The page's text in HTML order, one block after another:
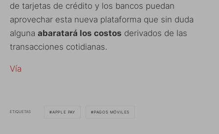
de tarjetas de crédito y los bancos puedan
aprovechar esta nueva plataforma que sin duda
alguna abaratará los costos derivados de las
transacciones cotidianas.
Vía
ETIQUETAS APPLE PAY PAGOS MÓVILES